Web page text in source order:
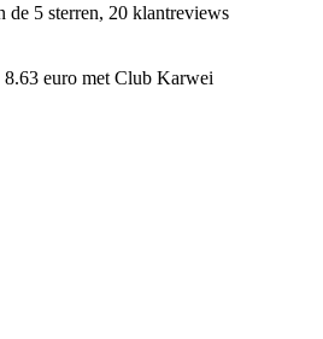
de 5 sterren, 20 klantreviews
euro met Club Karwei